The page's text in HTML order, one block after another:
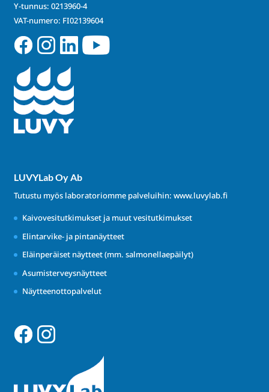
Y-tunnus: 0213960-4
VAT-numero: FI02139604
LUVYLab Oy Ab
Tutustu myös laboratoriomme palveluihin: www.luvylab.fi
Kaivovesitutkimukset ja muut vesitutkimukset
Elintarvike- ja pintanäytteet
Eläinperäiset näytteet (mm. salmonellaepäilyt)
Asumisterveysnäytteet
Näytteenottopalvelut